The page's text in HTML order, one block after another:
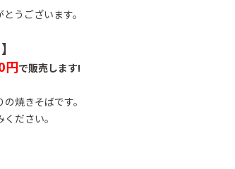
うございます。
円で販売します!
焼きそばです。
ださい。